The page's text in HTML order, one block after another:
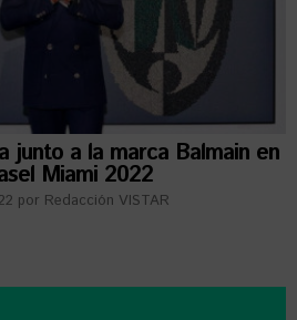
junto a la marca Balmain en
Miami 2022
por Redacción VISTAR